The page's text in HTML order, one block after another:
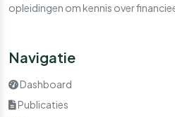
opleidingen om kennis over
Navigatie
Dashboard
Publicaties